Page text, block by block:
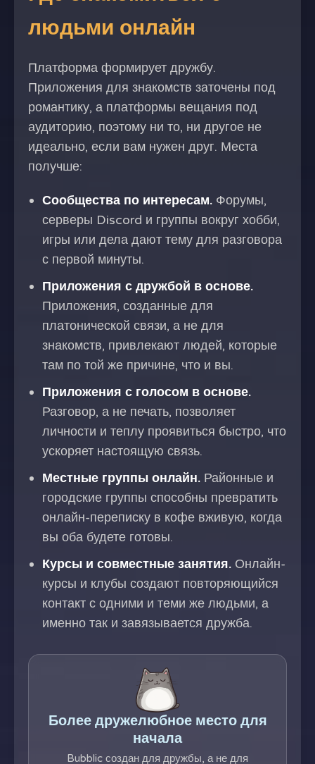
людьми онлайн
Платформа формирует дружбу.
Приложения для знакомств заточены под
романтику, а платформы вещания под
аудиторию, поэтому ни то, ни другое не
идеально, если вам нужен друг. Места
получше:
Сообщества по интересам. Форумы,
серверы Discord и группы вокруг хобби,
игры или дела дают тему для разговора
с первой минуты.
Приложения с дружбой в основе.
Приложения, созданные для
платонической связи, а не для
знакомств, привлекают людей, которые
там по той же причине, что и вы.
Приложения с голосом в основе.
Разговор, а не печать, позволяет
личности и теплу проявиться быстро, что
ускоряет настоящую связь.
Местные группы онлайн. Районные и
городские группы способны превратить
онлайн-переписку в кофе вживую, когда
вы оба будете готовы.
Курсы и совместные занятия. Онлайн-
курсы и клубы создают повторяющийся
контакт с одними и теми же людьми, а
именно так и завязывается дружба.
Более дружелюбное место для
начала
Bubblic создан для дружбы, а не для